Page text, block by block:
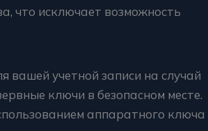
что исключает возможность
вашей учетной записи на случай
ключи в безопасном месте.
аппаратного ключа